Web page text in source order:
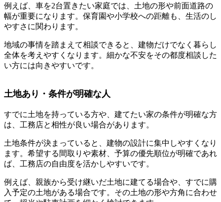
例えば、車を2台置きたい家庭では、土地の形や前面道路の
幅が重要になります。保育園や小学校への距離も、生活のし
やすさに関わります。
地域の事情を踏まえて相談できると、建物だけでなく暮らし
全体を考えやすくなります。細かな不安をその都度相談した
い方には向きやすいです。
土地あり・条件が明確な人
すでに土地を持っている方や、建てたい家の条件が明確な方
は、工務店と相性が良い場合があります。
土地条件が決まっていると、建物の設計に集中しやすくなり
ます。希望する間取りや素材、予算の優先順位が明確であれ
ば、工務店の自由度を活かしやすいです。
例えば、親族から受け継いだ土地に建てる場合や、すでに購
入予定の土地がある場合です。その土地の形や方角に合わせ